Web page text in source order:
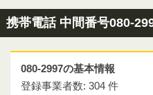
携帯電話 中間番号080-
080-2997の基本情報
登録事業者数: 304 件